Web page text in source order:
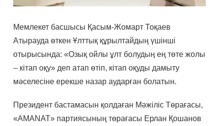
Мемлекет басшысы Қасым-Жомарт Тоқаев
Атырауда өткен Ұлттық құрылтайдың үшінші
отырысында: «Озық ойлы ұлт болудың ең төте жолы
– кітап оқу» деп атап өтіп, кітап оқуды дамыту
мәселесіне ерекше назар аударған болатын.
Президент бастамасын қолдаған Мәжіліс Төрағасы,
«AMANAT» партиясының төрағасы Ерлан Қошанов